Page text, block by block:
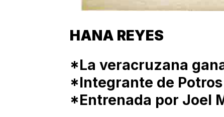
HANA REYES
*La veracruzana
*Integrante de Potros
*Entrenada por Joel